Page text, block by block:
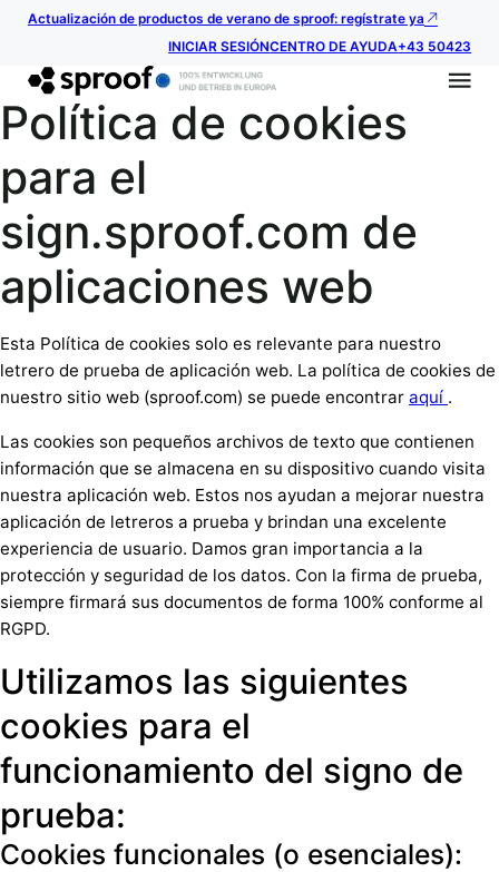
Actualización de productos de verano de sproof: regístrate ya
INICIAR SESIÓNCENTRO DE AYUDA+43 50423
Política de cookies
para el
sign.sproof.com de
aplicaciones web
Esta Política de cookies solo es relevante para nuestro
letrero de prueba de aplicación web. La política de cookies de
nuestro sitio web (sproof.com) se puede encontrar aquí .
Las cookies son pequeños archivos de texto que contienen
información que se almacena en su dispositivo cuando visita
nuestra aplicación web. Estos nos ayudan a mejorar nuestra
aplicación de letreros a prueba y brindan una excelente
experiencia de usuario. Damos gran importancia a la
protección y seguridad de los datos. Con la firma de prueba,
siempre firmará sus documentos de forma 100% conforme al
RGPD.
Utilizamos las siguientes
cookies para el
funcionamiento del signo de
prueba:
Cookies funcionales (o esenciales):